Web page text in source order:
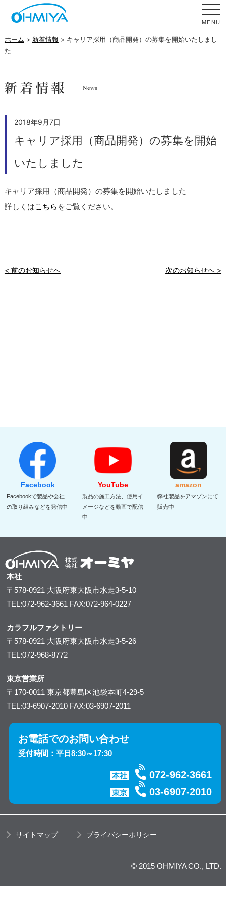
MENU
ホーム > 新着情報 > キャリア採用（商品開発）の募集を開始いたしまし
た
2018年9月7日
キャリア採用（商品開発）の募集を開始
いたしました
キャリア採用（商品開発）の募集を開始いたしました
詳しくはこちら をご覧ください。
< 前のお知らせへ 次のお知らせへ >
Facebook
Facebookで製品や会社
の取り組みなどを発信中
YouTube
製品の施工方法、使用イ
メージなどを動画で配信
中
amazon
弊社製品をアマゾンにて
販売中
本社
〒578-0921 大阪府東大阪市水走3-5-10
TEL:072-962-3661 FAX:072-964-0227
カラフルファクトリー
〒578-0921 大阪府東大阪市水走3-5-26
TEL:072-968-8772
東京営業所
〒170-0011東京都豊島区池袋本町4-29-5
TEL:03-6907-2010 FAX:03-6907-2011
お電話でのお問い合わせ
受付時間：平日8:30～17:30
本社 072-962-3661
東京 03-6907-2010
サイトマップ プライバシーポリシー
© 2015 OHMIYA CO., LTD.